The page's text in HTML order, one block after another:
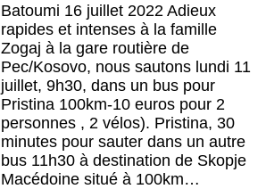
Batoumi 16 juillet 2022 Adieux
rapides et intenses à la famille
Zogaj à la gare routière de
Pec/Kosovo, nous sautons lundi 11
juillet, 9h30, dans un bus pour
Pristina 100km-10 euros pour 2
personnes , 2 vélos). Pristina, 30
minutes pour sauter dans un autre
bus 11h30 à destination de Skopje
Macédoine situé à 100km…